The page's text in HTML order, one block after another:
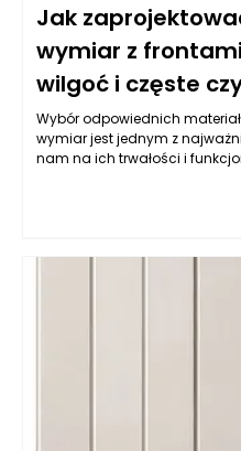
Jak
wymiar z
wilgoć i częste
Wybór odpowiednich
wymiar jest jednym z
nam na ich trwałości i
sklejka wodoodporna. Istotne